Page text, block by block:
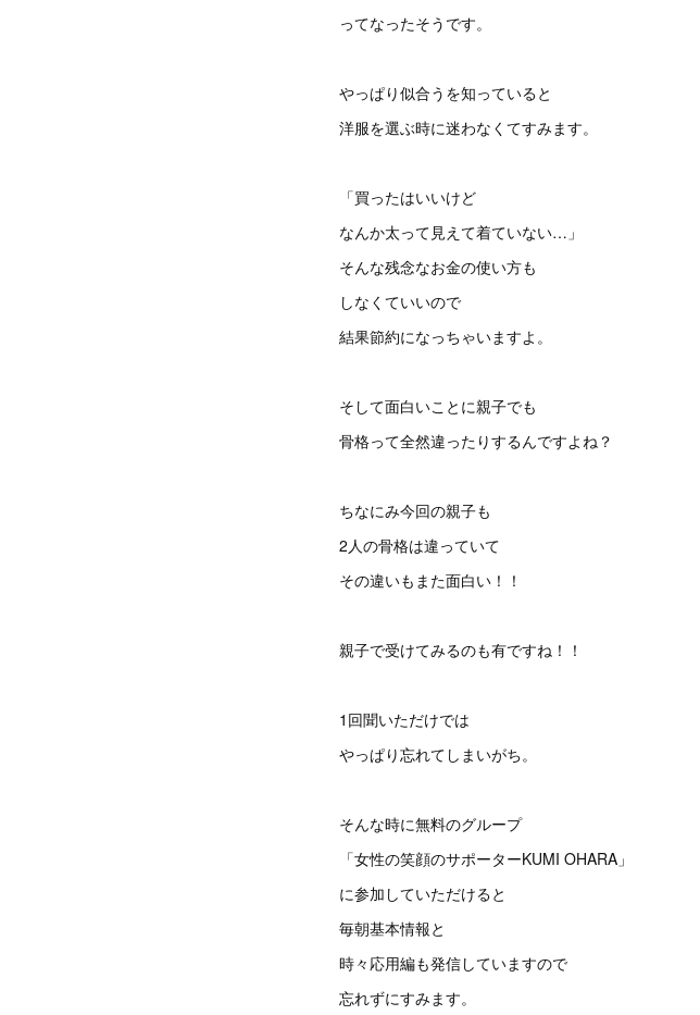
ってなったそうです。
やっぱり似合うを知っていると
洋服を選ぶ時に迷わなくてすみます。
「買ったはいいけど
なんか太って見えて着ていない…」
そんな残念なお金の使い方も
しなくていいので
結果節約になっちゃいますよ。
そして面白いことに親子でも
骨格って全然違ったりするんですよね？
ちなにみ今回の親子も
2人の骨格は違っていて
その違いもまた面白い！！
親子で受けてみるのも有ですね！！
1回聞いただけでは
やっぱり忘れてしまいがち。
そんな時に無料のグループ
「女性の笑顔のサポーターKUMI OHARA」
に参加していただけると
毎朝基本情報と
時々応用編も発信していますので
忘れずにすみます。